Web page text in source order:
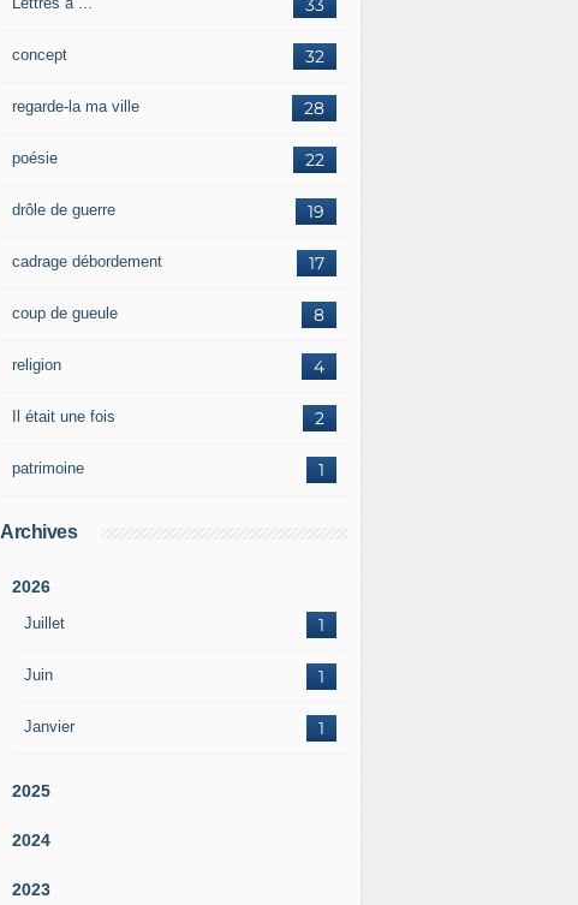
32
concept
28
regarde-la ma ville
22
poésie
19
drôle de guerre
17
cadrage débordement
8
coup de gueule
4
religion
2
Il était une fois
1
patrimoine
Archives
2026
Juillet 1
Juin 1
Janvier 1
2025
2024
2023